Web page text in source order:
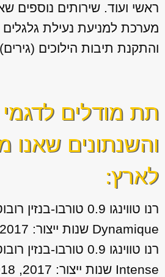
ראשי ועוד. שירותים נוספים
והתקנת תיבות הילוכים
תת מודלים לדגמי
והשנתונים שאנו
לארץ:
רנו טווינגו 0.9 טורבו-
Dynamique שנות ייצור: 2017, 2018, 2019
רנו טווינגו 0.9 טורבו-
Intense שנות ייצור: 2017, 2018, 2019